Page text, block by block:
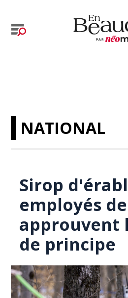
NATIONAL
Sirop
employés
approuvent
de principe